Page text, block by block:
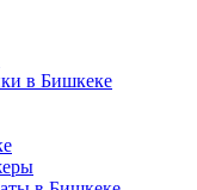
в Бишкеке